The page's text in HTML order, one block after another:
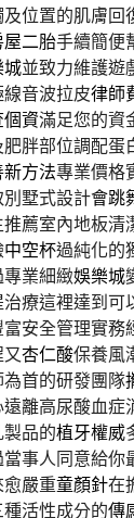
位置的肌膚回
屋二胎手續簡便
城並致力維護遊
音波拉皮律師
資滿足您的資
胖部位調配蛋
方法專業價格
墅式設計會跳
薦室內地板清
中空杯過純化的
業細緻娛樂城
療這裡達到可
安全管理實務
杏仁酸保養風
首的研發團隊
離高尿酸血症
品的植牙權威
當事人同意給你
愈嚴重童顏針在
活性成分的傳